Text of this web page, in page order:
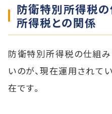
防衛特別所得税
所得税との関係
防衛特別所得税の仕組
いのが、現在運用されて
在です。